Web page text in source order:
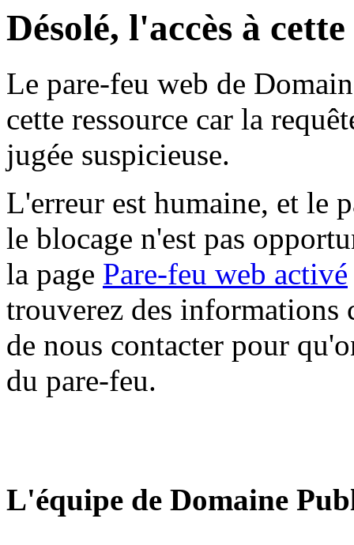
Désolé, l'accès à
Le pare-feu web de
cette ressource car la
jugée suspicieuse.
L'erreur est humaine, et le
le blocage n'est pas
la page Pare-feu web activé
trouverez des informations
de nous contacter pour
du pare-feu.
L'équipe de Domaine